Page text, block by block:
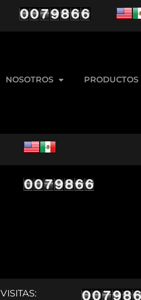
SIN PREMIO
15% DESCUENTO
SIN PREMIO
NOSOTROS PRODUCTOS
VISITAS: